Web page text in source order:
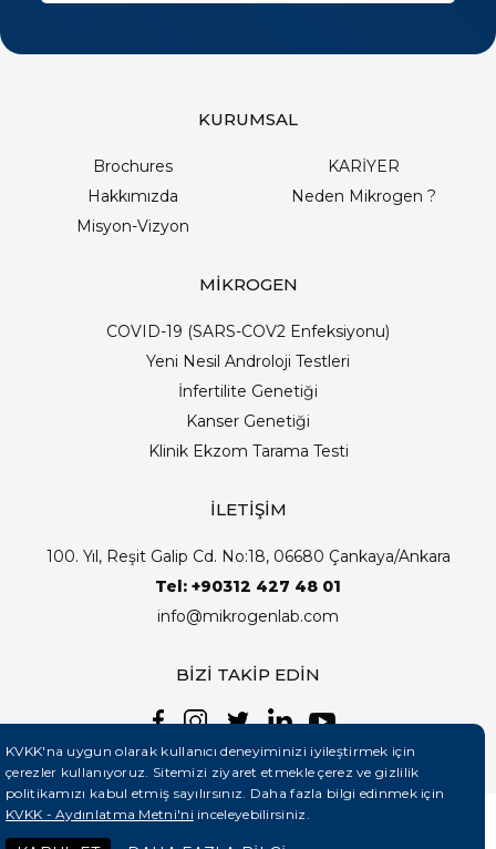
KURUMSAL
Brochures
KARİYER
Hakkımızda
Neden Mikrogen ?
Misyon-Vizyon
MİKROGEN
COVID-19 (SARS-COV2 Enfeksiyonu)
Yeni Nesil Androloji Testleri
İnfertilite Genetiği
Kanser Genetiği
Klinik Ekzom Tarama Testi
İLETİŞİM
100. Yıl, Reşit Galip Cd. No:18, 06680 Çankaya/Ankara
Tel: +90312 427 48 01
info@mikrogenlab.com
BİZİ TAKİP EDİN
KVKK'na uygun olarak kullanıcı deneyiminizi iyileştirmek için
çerezler kullanıyoruz. Sitemizi ziyaret etmekle çerez ve gizlilik
politikamızı kabul etmiş sayılırsınız. Daha fazla bilgi edinmek için
KVKK - Aydınlatma Metni'ni inceleyebilirsiniz.